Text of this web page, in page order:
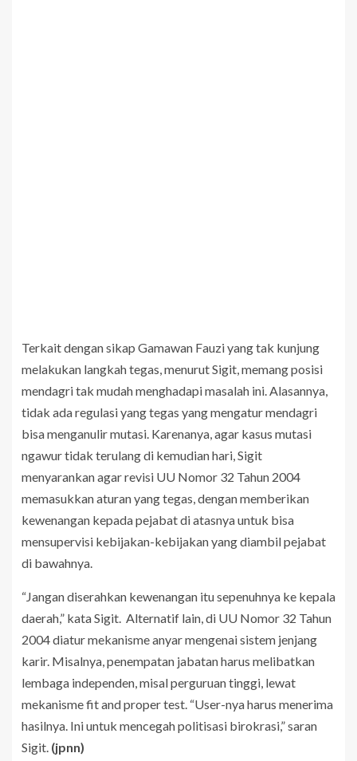
Terkait dengan sikap Gamawan Fauzi yang tak kunjung
melakukan langkah tegas, menurut Sigit, memang posisi
mendagri tak mudah menghadapi masalah ini. Alasannya,
tidak ada regulasi yang tegas yang mengatur mendagri
bisa menganulir mutasi. Karenanya, agar kasus mutasi
ngawur tidak terulang di kemudian hari, Sigit
menyarankan agar revisi UU Nomor 32 Tahun 2004
memasukkan aturan yang tegas, dengan memberikan
kewenangan kepada pejabat di atasnya untuk bisa
mensupervisi kebijakan-kebijakan yang diambil pejabat
di bawahnya.
“Jangan diserahkan kewenangan itu sepenuhnya ke kepala
daerah,” kata Sigit. Alternatif lain, di UU Nomor 32 Tahun
2004 diatur mekanisme anyar mengenai sistem jenjang
karir. Misalnya, penempatan jabatan harus melibatkan
lembaga independen, misal perguruan tinggi, lewat
mekanisme fit and proper test. “User-nya harus menerima
hasilnya. Ini untuk mencegah politisasi birokrasi,” saran
Sigit. (jpnn)